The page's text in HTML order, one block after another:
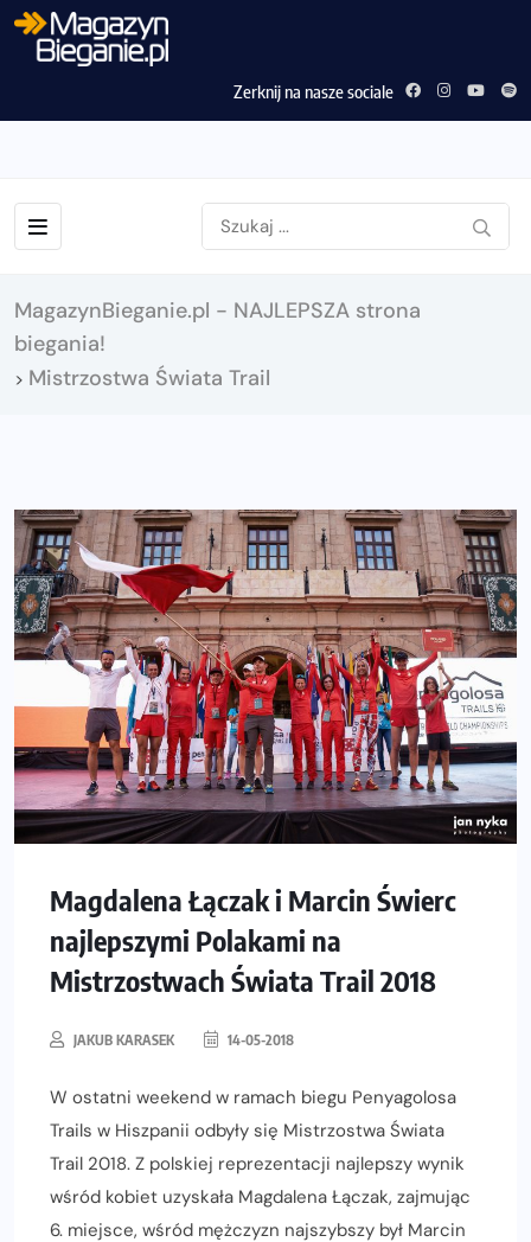
Zerknij na nasze sociale
MagazynBieganie.pl - NAJLEPSZA strona
biegania!
> Mistrzostwa Świata Trail
Magdalena Łączak i Marcin Świerc
najlepszymi Polakami na
Mistrzostwach Świata Trail 2018
JAKUB KARASEK 14-05-2018
W ostatni weekend w ramach biegu Penyagolosa
Trails w Hiszpanii odbyły się Mistrzostwa Świata
Trail 2018. Z polskiej reprezentacji najlepszy wynik
wśród kobiet uzyskała Magdalena Łączak, zajmując
6. miejsce, wśród mężczyzn najszybszy był Marcin